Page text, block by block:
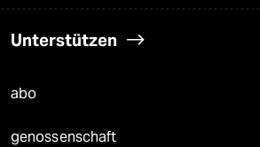
Unterstützen
abo
genossenschaft